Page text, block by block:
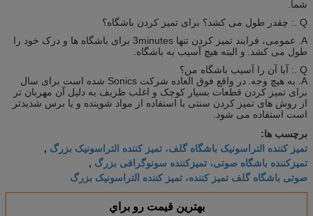
شما.
Q .: چقدر طول می کشد؟ برای تمیز کردن باشگاه؟
A. عمومی، فرایند تمیز کردن تنها 3minutes برای باشگاه ها و درک خود را
طول می کشد.
و البته هیچ آسیب به باشگاه.
Q .: آیا آن را آسیب باشگاه من؟
A. به هیچ وجه.
در واقع فوق العاده شرکت Sonics شده است برای سال
برای تمیز کردن قطعات بسیار کوچک و اغلب ظریف به دلیل آن مهربان تر
از روش های تمیز کردن سنتی با استفاده از مواد شوینده و یا برس شدیدتر
است استفاده می شود.
برچسب ها:
تمیز کننده التراسونیک باشگاه گلف، تمیز کننده التراسونیک بزرگ ,
تمیزکننده باشگاه صوتی، تمیزکننده سونوگرافی بزرگ ,
صوتی باشگاه گلف تمیز کننده، تمیز کننده التراسونیک بزرگ
بهترين قيمت رو براي